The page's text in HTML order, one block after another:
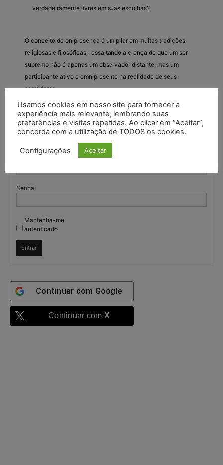
verdadeiramente livres em suas escolhas?
O conceito de onipresença é um pilar em muitas tradições
religiosas e filosóficas, ressaltando a crença de que um ser
supremo não é apenas um observador distante, mas um
participante ativo e omnipresente na realidade de seus
seguidores.
Você deve fazer login para responder a este tópico.
Nome de usuário:
Senha:
Mantenha-me
autenticado
Entrar
Continuar com Google
Continuar com X
Usamos cookies em nosso site para fornecer a
experiência mais relevante, lembrando suas
preferências e visitas repetidas. Ao clicar em “Aceitar”,
concorda com a utilização de TODOS os cookies.
Configurações Aceitar